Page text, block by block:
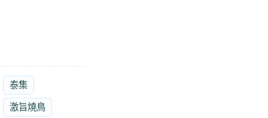
泰集
激旨燒鳥